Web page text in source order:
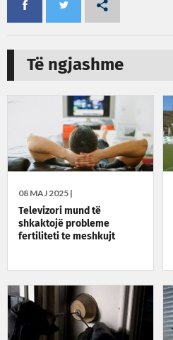
Të ngjashme
08 MAJ 2025 |
Televizori mund të
shkaktojë probleme
fertiliteti te meshkujt